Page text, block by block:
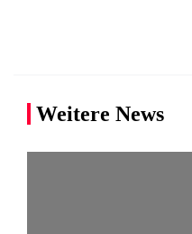
Weitere News